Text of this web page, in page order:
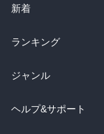
ラノベ
雑誌・グラビア
BL・TL
総合
ラノベ
雑誌・グラビア
BL・TL
新着
総合
ラノベ
雑誌・グラビア
ランキング
総合
ラノベ
ジャンル
コミック
ヘルプ&サポート